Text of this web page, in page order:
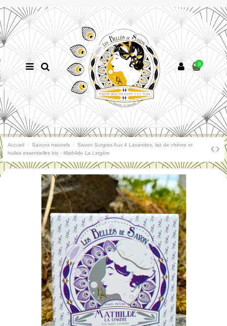
0
Accueil Savons naturels
Savon Surgras Aux 4 Lavandes, lait de chèvre et
huiles essentielles bio - Mathilde La Lingère